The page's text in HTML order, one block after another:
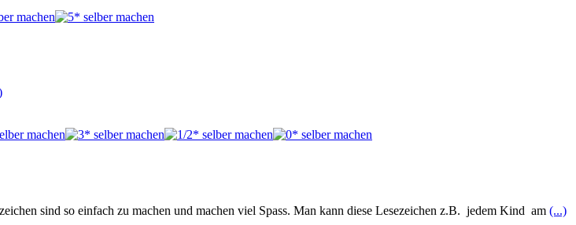
sind so einfach zu machen und machen viel Spass. Man kann diese Lesezeichen z.B. jedem Kind am (...)